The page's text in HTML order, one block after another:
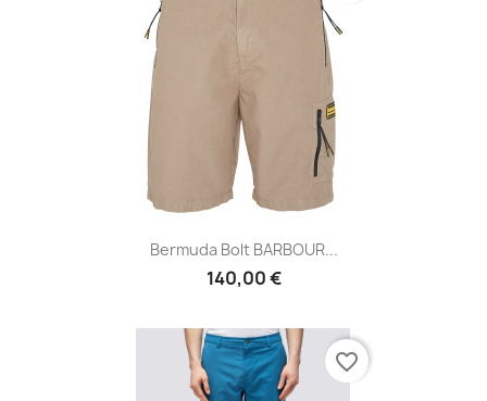
Bermuda Bolt BARBOUR...
140,00 €
favorite_border